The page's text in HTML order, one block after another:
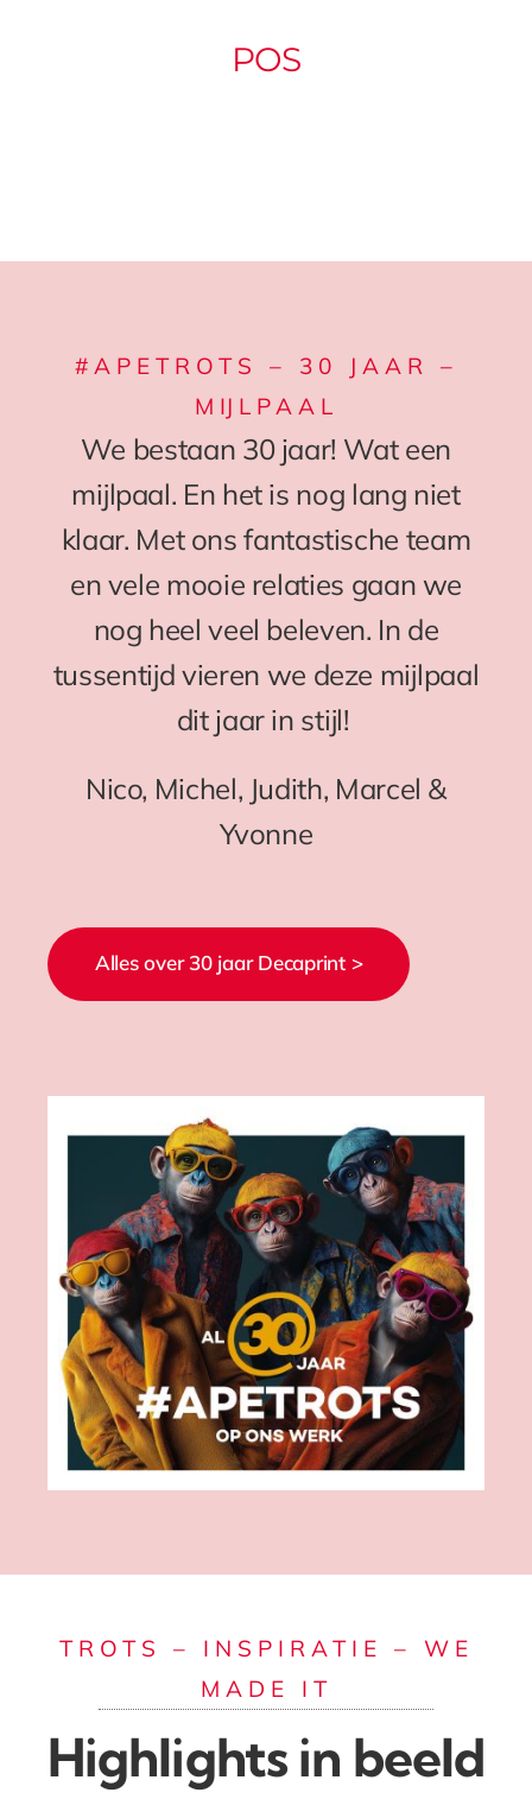
POS
#APETROTS – 30 JAAR –
MIJLPAAL
We bestaan 30 jaar! Wat een
mijlpaal. En het is nog lang niet
klaar. Met ons fantastische team
en vele mooie relaties gaan we
nog heel veel beleven. In de
tussentijd vieren we deze mijlpaal
dit jaar in stijl!
Nico, Michel, Judith, Marcel &
Yvonne
Alles over 30 jaar Decaprint >
TROTS – INSPIRATIE – WE
MADE IT
Highlights in beeld